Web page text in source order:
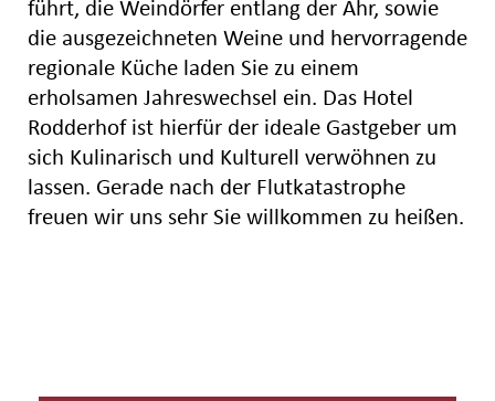
führt, die Weindörfer entlang der Ahr, sowie
die ausgezeichneten Weine und hervorragende
regionale Küche laden Sie zu einem
erholsamen Jahreswechsel ein. Das Hotel
Rodderhof ist hierfür der ideale Gastgeber um
sich Kulinarisch und Kulturell verwöhnen zu
lassen. Gerade nach der Flutkatastrophe
freuen wir uns sehr Sie willkommen zu heißen.